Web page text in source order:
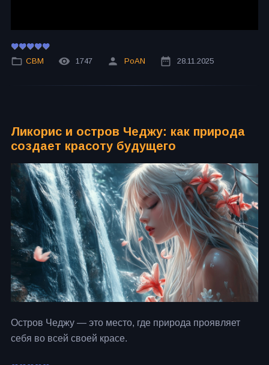
СВМ 1747 PoAN 28.11.2025
Ликорис и остров Чеджу: как природа
создает красоту будущего
Остров Чеджу — это место, где природа проявляет
себя во всей своей красе.